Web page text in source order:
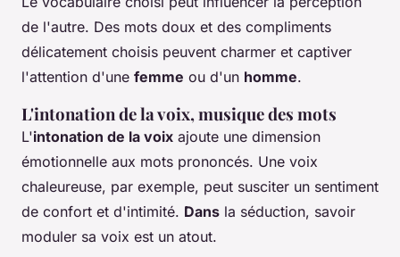
de l'autre. Des mots doux et des compliments
délicatement choisis peuvent charmer et captiver
l'attention d'une femme ou d'un homme.
L'intonation de la voix, musique des mots
L'intonation de la voix ajoute une dimension
émotionnelle aux mots prononcés. Une voix
chaleureuse, par exemple, peut susciter un sentiment
de confort et d'intimité. Dans la séduction, savoir
moduler sa voix est un atout.